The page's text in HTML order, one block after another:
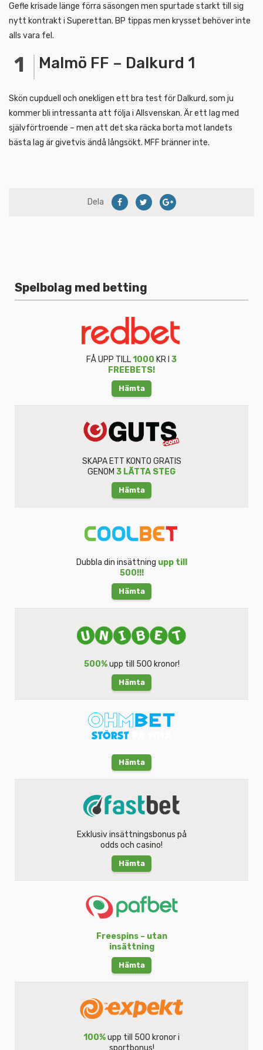
Gefle krisade länge förra säsongen men spurtade starkt till sig
nytt kontrakt i Superettan. BP tippas men krysset behöver inte
alls vara fel.
Malmö FF – Dalkurd 1
Skön cupduell och onekligen ett bra test för Dalkurd, som ju
kommer bli intressanta att följa i Allsvenskan. Är ett lag med
självförtroende – men att det ska räcka borta mot landets
bästa lag är givetvis ändå långsökt. MFF bränner inte.
Dela
Spelbolag med betting
FÅ UPP TILL1000 KR I 3
FREEBETS!
Hämta
SKAPA ETT KONTO GRATIS
GENOM 3 LÄTTA STEG
Hämta
Dubbla din insättning upp till
500!!!
Hämta
500%upp till 500 kronor!
Hämta
Hämta
Exklusiv insättningsbonus på
odds och casino!
Hämta
Freespins – utan
insättning
Hämta
100%upp till 500 kronor i